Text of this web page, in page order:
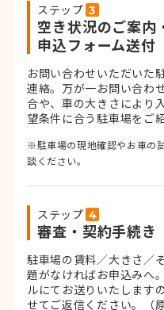
ステップ
空き状況のご案内
申込フォーム送付
お問い合わせいただいた
連絡。 万が一お問い合わ
合や、車の大きさにより
望条件に合う駐車場をご
※駐車場の現地確認やお車の
談ください。
ステップ
審査・契約手続き
駐車場の賃料／大きさ／
題がなければお申込みへ
ルにてお送りいたします
せてご返信ください。